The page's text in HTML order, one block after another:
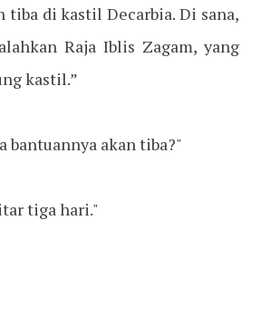
tiba di kastil Decarbia. Di sana,
Raja Iblis Zagam, yang
kastil.”
bantuannya akan tiba?"
tiga hari."